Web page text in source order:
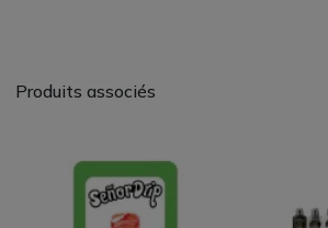
Produits associés